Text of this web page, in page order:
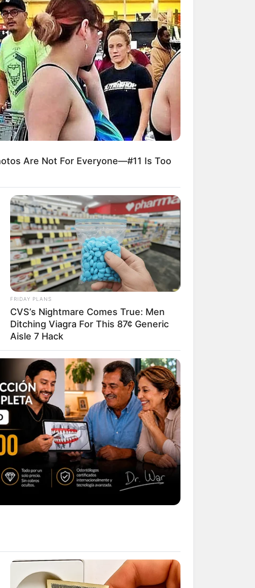
ปัญหามาให้
.)
วนตัว ระวังความใจร้อน
าที่เข้าทาง หวานชื่นกัน
.ค.)
ส่วนตัว ยังไม่เหมาะกับ
งินเป็นทรัพย์สินถึงจะ
กณฑ์ทำบุญร่วมกัน รักกัน
.ย.)
สวยความงามจะโดด
กิจ
วามสุขขึ้น
ข้า – ส่งออกจะเติบโต
Are Not For Everyone—#11 Is Too
FRIDAY PLANS
CVS’s Nightmare Comes True: Men
Ditching Viagra For This 87¢ Generic
Aisle 7 Hack